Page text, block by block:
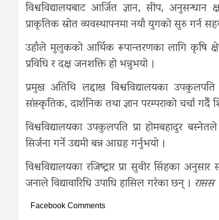
विश्वविद्यालयबाट आर्जित ज्ञान,सीप,अनुसन्धान
प्राकृतिकस्रोतव्यवस्थापनमानयाँयुगकोसुरुगर्न
उहाँलेमुलुककोआर्थिकरूपान्तरणकालागिकृषि
प्रविधिरदक्षजनशक्तिहोभन्नुभयो ।
प्रमुख अतिथि लद्दाख विश्वविद्यालयका उपकुलपति
सांस्कृतिक,दार्शनिकतथाज्ञानपरम्पराकोचर्चागर्दै
विश्वविद्यालयका उपकुलपति प्रा होमबहादुर बस्नेतले
सिर्जनागर्नेउद्यमीबन्नआग्रहगर्नुभयो ।
विश्वविद्यालयका रजिष्ट्रार प्रा सुवीर सिंहका अनुसार
जनालेविद्यावारिधिउपाधिहासिलगरेकाछन् । रासस
Facebook Comments